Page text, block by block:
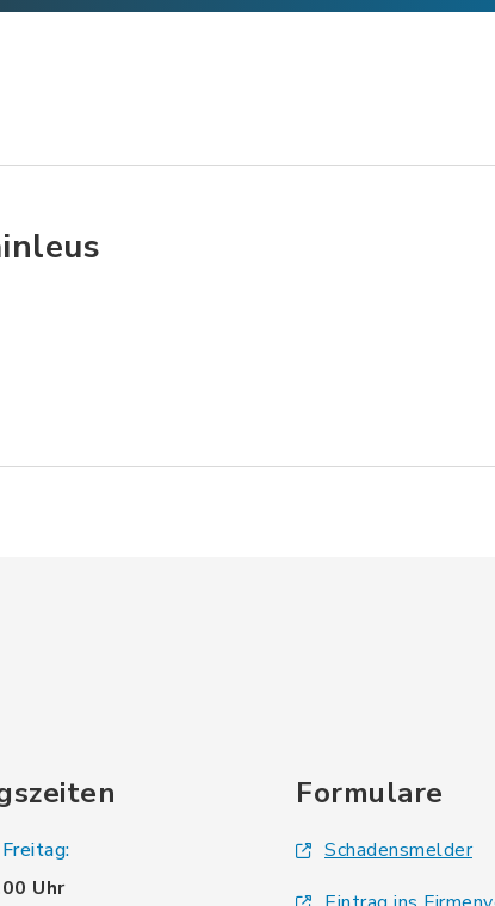
Uhr
Formulare
Schadensmelder